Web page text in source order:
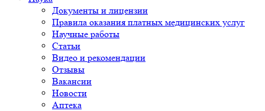
Документы и лицензии
Правила оказания платных медицинских услуг
Научные работы
Статьи
Видео и рекомендации
Отзывы
Вакансии
Новости
Аптека